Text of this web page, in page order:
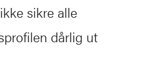
sikre alle
dårlig ut